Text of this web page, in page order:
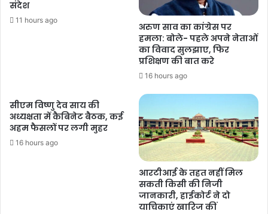
संदेश
11 hours ago
अरुण साव का कांग्रेस पर
हमला: बोले- पहले अपने नेताओं
का विवाद सुलझाए, फिर
प्रशिक्षण की बात करे
16 hours ago
सीएम विष्णु देव साय की
अध्यक्षता में कैबिनेट बैठक, कई
अहम फैसलों पर लगी मुहर
16 hours ago
आरटीआई के तहत नहीं मिल
सकती किसी की निजी
जानकारी, हाईकोर्ट ने दो
याचिकाएं खारिज कीं